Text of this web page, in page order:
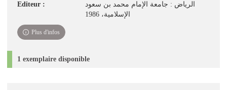
Editeur :
الرياض‏ : ‏جامعة الإمام محمد بن سعود
الإسلامية‏، ‏1986
Plus d'infos
1 exemplaire disponible